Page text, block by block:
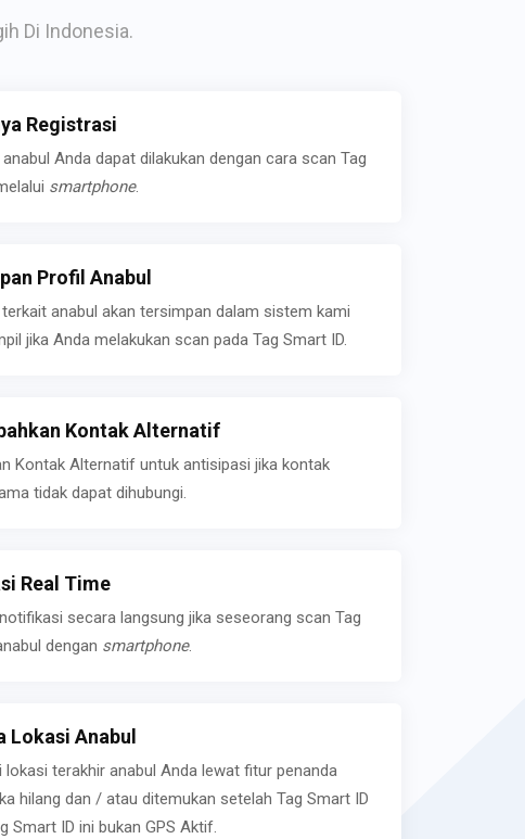
Di Indonesia.
Registrasi
Anda dapat dilakukan dengan cara scan Tag
smartphone.
Profil Anabul
anabul akan tersimpan dalam sistem kami
jika Anda melakukan scan pada Tag Smart ID.
Kontak Alternatif
Kontak Alternatif untuk antisipasi jika kontak
tidak dapat dihubungi.
Real Time
secara langsung jika seseorang scan Tag
dengan smartphone.
Lokasi Anabul
lokasi terakhir anabul Anda lewat fitur penanda
hilang dan / atau ditemukan setelah Tag Smart ID
Smart ID ini bukan GPS Aktif.